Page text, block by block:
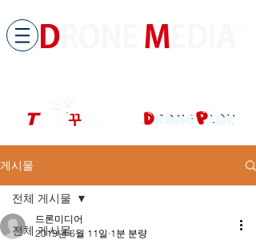
게시물
전체 게시물
전체 게시물
드론미디어
2019년 6월 11일 1분 분량